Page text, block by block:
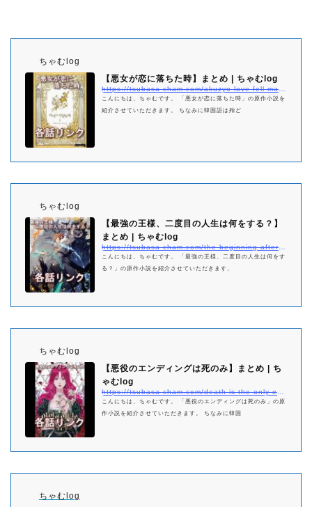
ちゃむlog
【悪女が恋に落ちた時】まとめ | ちゃむlog
こんにちは、ちゃむです。 「悪女が恋に落ちた時」の原作小説を
紹介させていただきます。 ちなみに韓国語は殆ど
ちゃむlog
【最強の王様、二度目の人生は何をする？】
まとめ | ちゃむlog
こんにちは、ちゃむです。 「最強の王様、二度目の人生は何をす
る？」の原作小説を紹介させていただきます。
ちゃむlog
【悪役のエンディングは死のみ】まとめ | ち
ゃむlog
こんにちは、ちゃむです。 「悪役のエンディングは死のみ」の原
作小説を紹介させていただきます。 ちなみに韓国
ちゃむlog